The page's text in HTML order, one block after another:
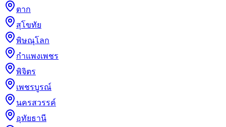
ตาก
สุโขทัย
พิษณุโลก
กำแพงเพชร
พิจิตร
เพชรบูรณ์
นครสวรรค์
อุทัยธานี